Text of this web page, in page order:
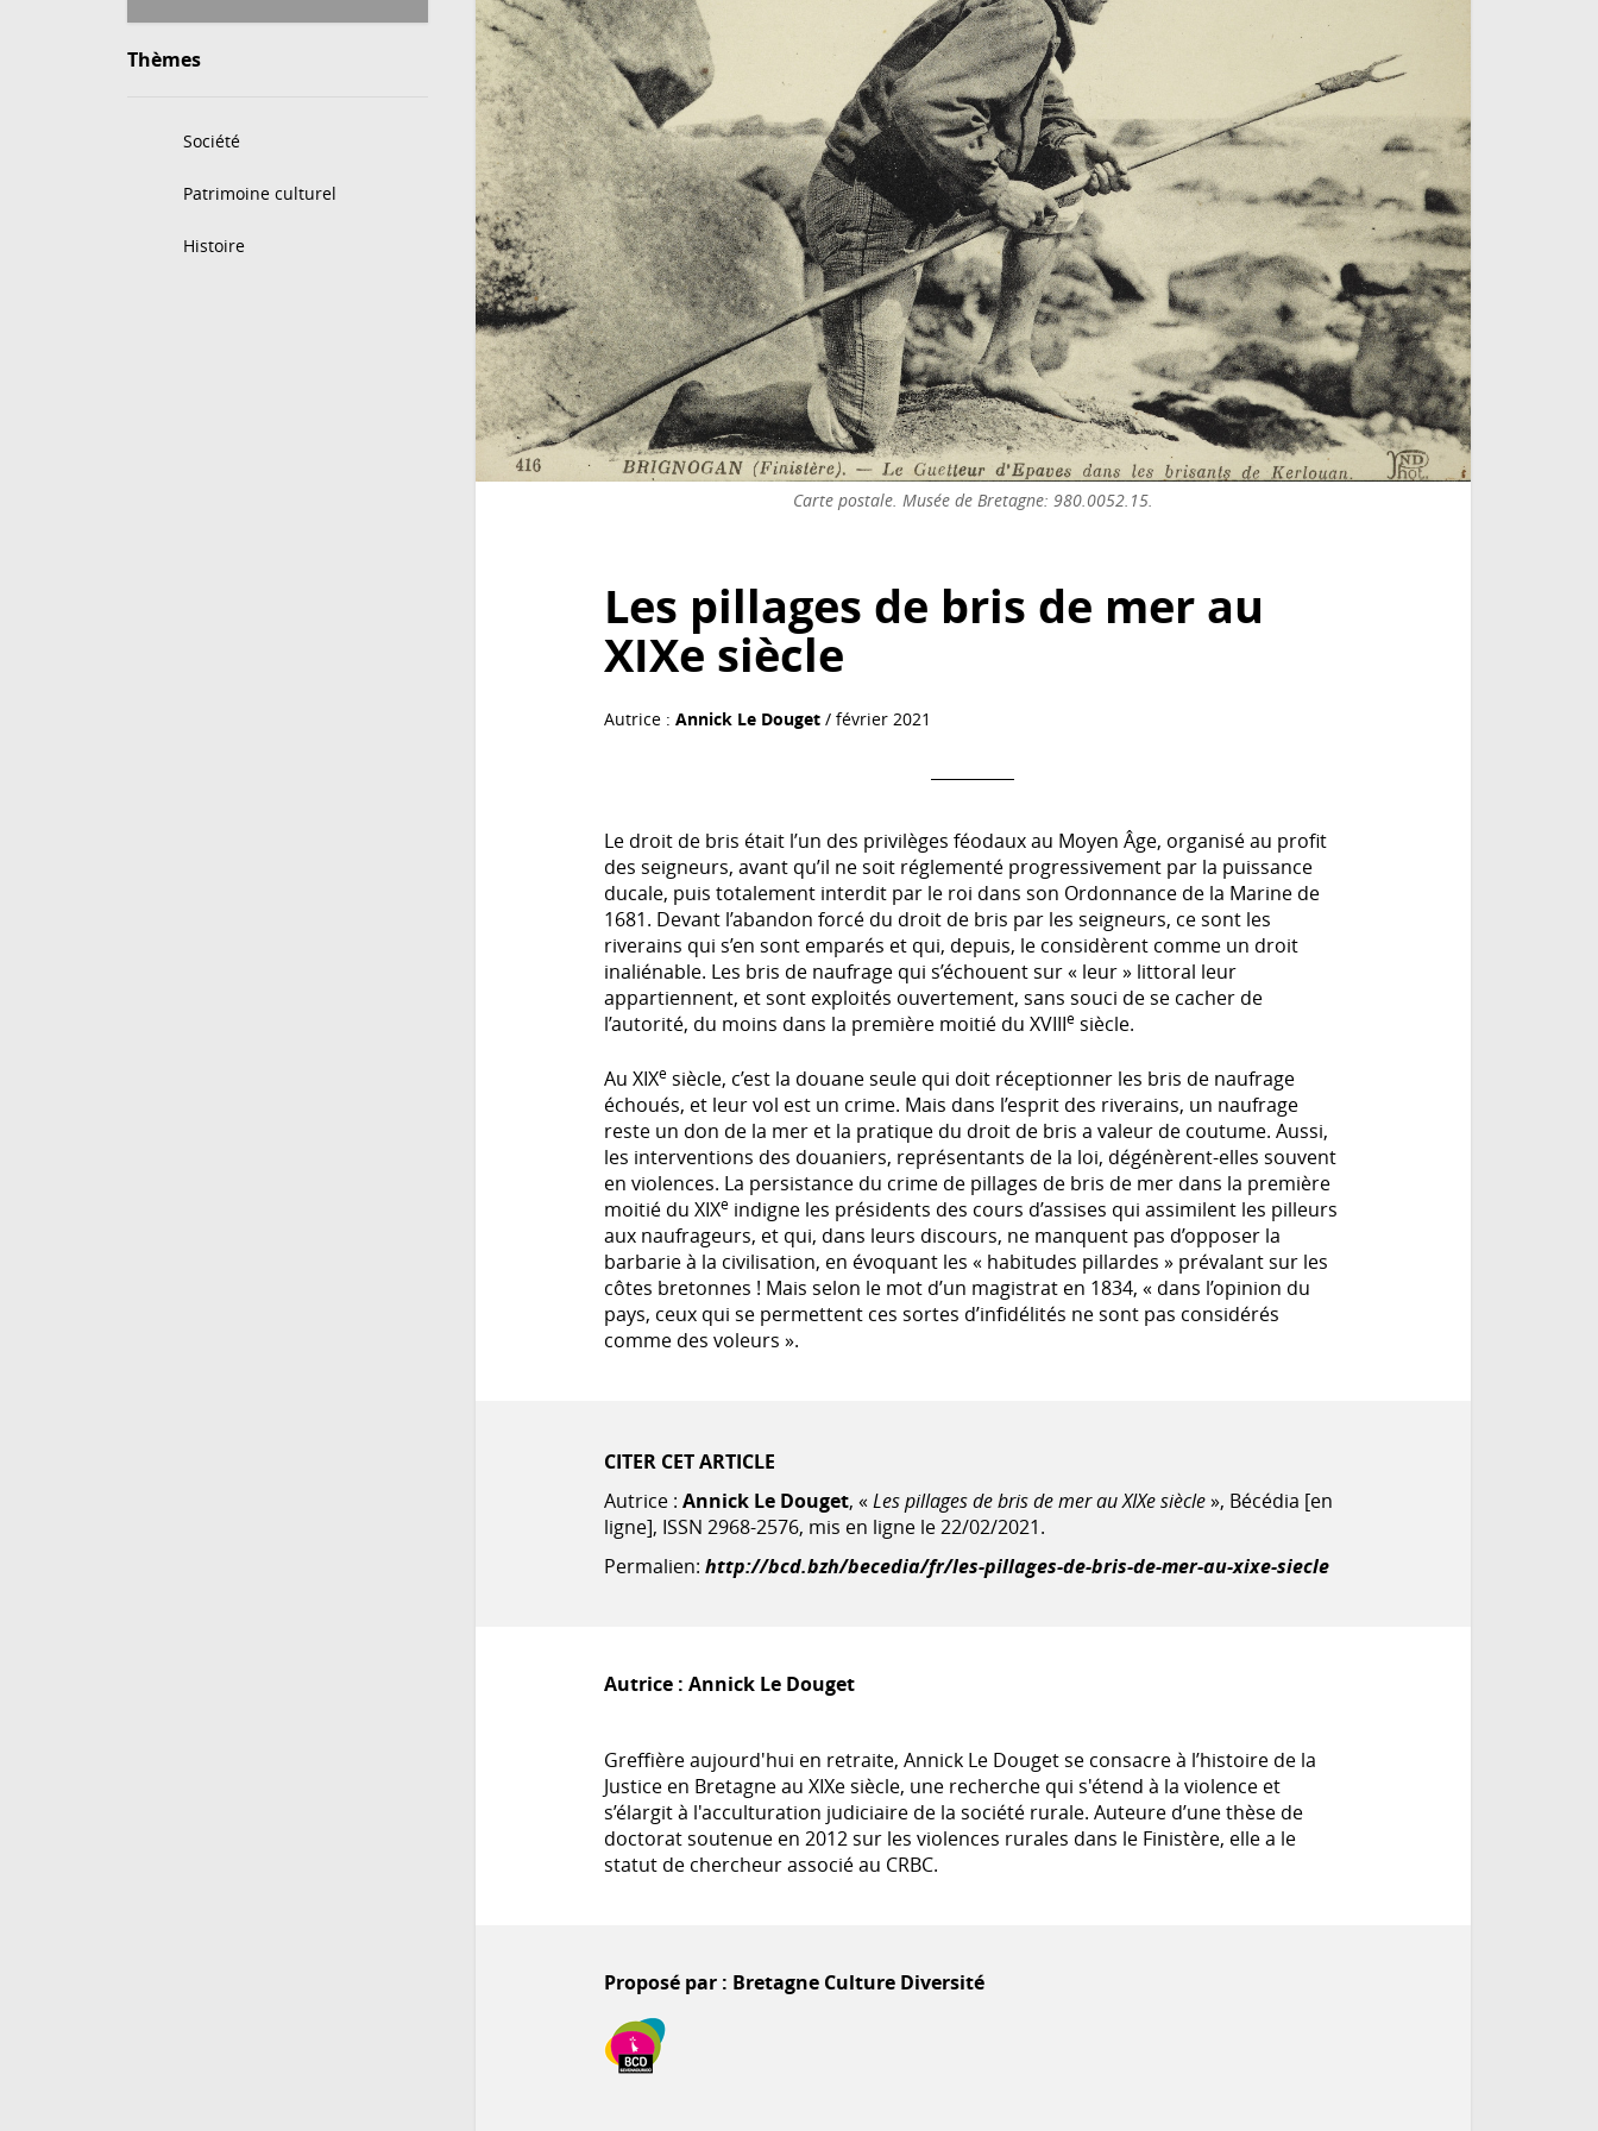
Thèmes
Société
Patrimoine culturel
Histoire
Carte postale. Musée de Bretagne: 980.0052.15.
Les pillages de bris de mer au
XIXe siècle
Autrice :Annick Le Douget / février 2021
Le droit de bris était l’un des privilèges féodaux au Moyen Âge, organisé au profit
des seigneurs, avant qu’il ne soit réglementé progressivement par la puissance
ducale, puis totalement interdit par le roi dans son Ordonnance de la Marine de
1681. Devant l’abandon forcé du droit de bris par les seigneurs, ce sont les
riverains qui s’en sont emparés et qui, depuis, le considèrent comme un droit
inaliénable. Les bris de naufrage qui s’échouent sur « leur » littoral leur
appartiennent, et sont exploités ouvertement, sans souci de se cacher de
l’autorité, du moins dans la première moitié du XVIIIe siècle.
Au XIXe siècle, c’est la douane seule qui doit réceptionner les bris de naufrage
échoués, et leur vol est un crime. Mais dans l’esprit des riverains, un naufrage
reste un don de la mer et la pratique du droit de bris a valeur de coutume. Aussi,
les interventions des douaniers, représentants de la loi, dégénèrent-elles souvent
en violences. La persistance du crime de pillages de bris de mer dans la première
moitié du XIXe indigne les présidents des cours d’assises qui assimilent les pilleurs
aux naufrageurs, et qui, dans leurs discours, ne manquent pas d’opposer la
barbarie à la civilisation, en évoquant les « habitudes pillardes » prévalant sur les
côtes bretonnes ! Mais selon le mot d’un magistrat en 1834, « dans l’opinion du
pays, ceux qui se permettent ces sortes d’infidélités ne sont pas considérés
comme des voleurs ».
CITER CET ARTICLE
Autrice :Annick Le Douget, «Les pillages de bris de mer au XIXe siècle», Bécédia [en
ligne], ISSN 2968-2576, mis en ligne le 22/02/2021.
Permalien:http://bcd.bzh/becedia/fr/les-pillages-de-bris-de-mer-au-xixe-siecle
Autrice :Annick Le Douget
Greffière aujourd'hui en retraite, Annick Le Douget se consacre à l’histoire de la
Justice en Bretagne au XIXe siècle, une recherche qui s'étend à la violence et
s’élargit à l'acculturation judiciaire de la société rurale. Auteure d’une thèse de
doctorat soutenue en 2012 sur les violences rurales dans le Finistère, elle a le
statut de chercheur associé au CRBC.
Proposé par : Bretagne Culture Diversité